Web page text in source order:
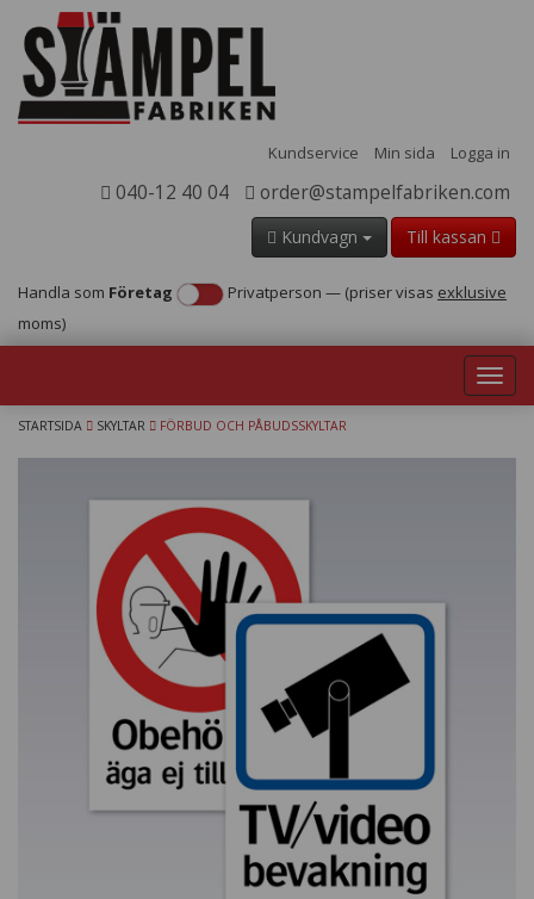
Kundservice Min sida Logga in
040-12 40 04 order@stampelfabriken.com
Kundvagn Till kassan
Handla som Företag Privatperson — (priser visas exklusive
moms)
STARTSIDA SKYLTAR FÖRBUD OCH PÅBUDSSKYLTAR